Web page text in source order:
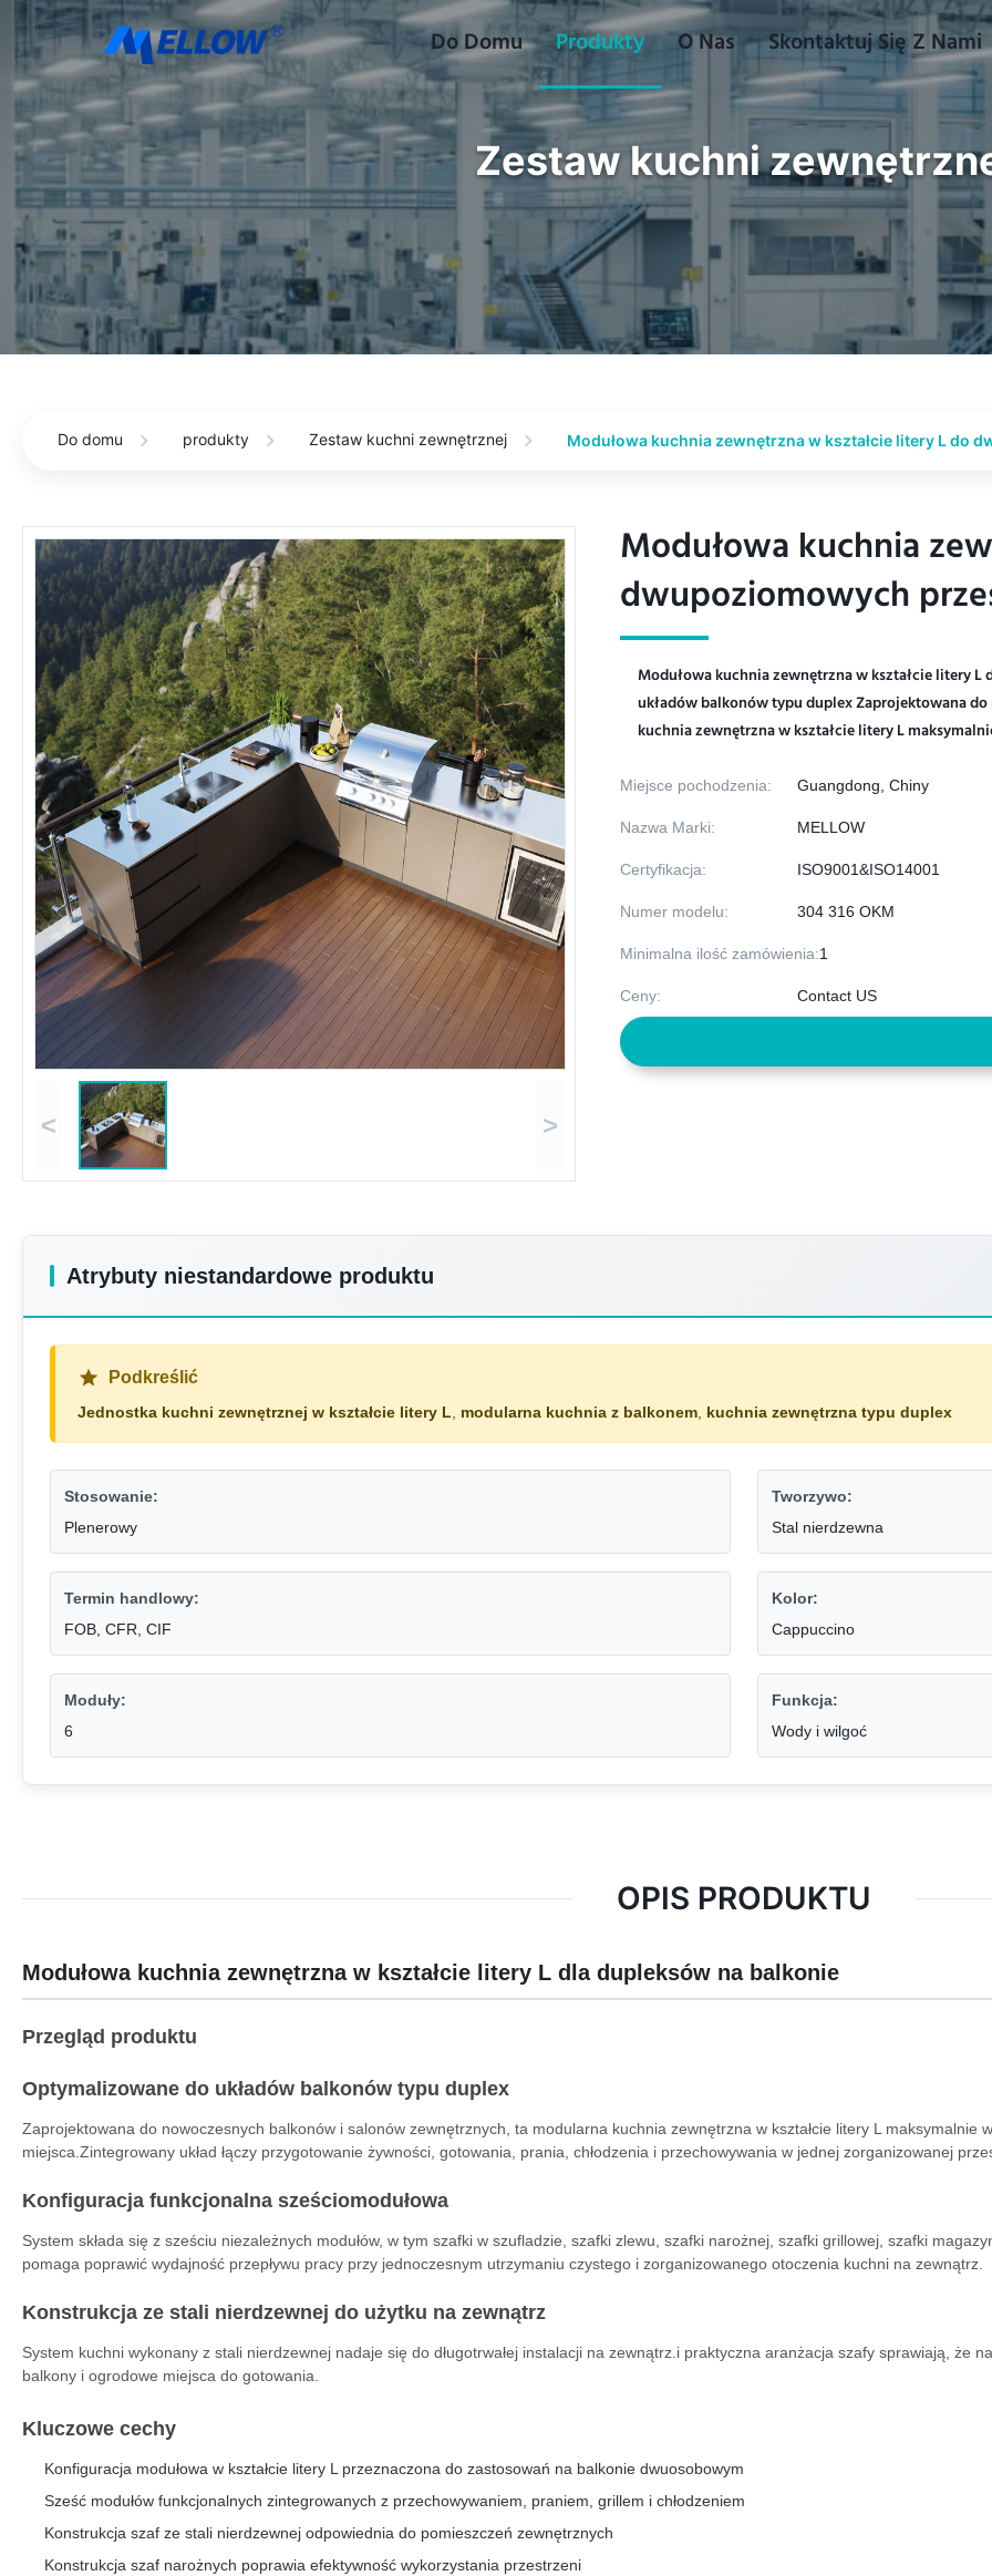
Do Domu Produkty O Nas Skontaktuj Się Z Nami
Zestaw kuchni
Do domu produkty Zestaw kuchni zewnętrznej Modułowa kuchnia zewnętrzna w kształcie litery L do
< >
Modułowa kuchnia
dwupoziomowych
Modułowa kuchnia
dwupoziomowych
Modułowa kuchnia zewnętrzna w kształcie litery
układów balkonów typu duplex Zaprojektowana
kuchnia zewnętrzna w kształcie litery L
Miejsce pochodzenia: Guangdong, Chiny
Nazwa Marki: MELLOW
Certyfikacja: ISO9001&ISO14001
Numer modelu: 304 316 OKM
Minimalna ilość zamówienia:1
Ceny: Contact US
Atrybuty niestandardowe produktu
Podkreślić
Jednostka kuchni zewnętrznej w kształcie litery L modularna kuchnia z balkonem kuchnia zewnętrzna typu duplex
Stosowanie:
Plenerowy
Tworzywo:
Stal nierdzewna
Termin handlowy:
FOB, CFR, CIF
Kolor:
Cappuccino
Moduły:
6
Funkcja:
Wody i wilgoć
OPIS PRODUKTU
Modułowa kuchnia zewnętrzna w kształcie litery L dla dupleksów na balkonie
Przegląd produktu
Optymalizowane do układów balkonów typu duplex
Zaprojektowana do nowoczesnych balkonów i salonów zewnętrznych, ta modularna kuchnia zewnętrzna w kształcie litery L
miejsca.Zintegrowany układ łączy przygotowanie żywności, gotowania, prania, chłodzenia i przechowywania w jednej zorganizowanej
Konfiguracja funkcjonalna sześciomodułowa
System składa się z sześciu niezależnych modułów, w tym szafki w szufladzie, szafki zlewu, szafki narożnej, szafki grillowej, szafki
pomaga poprawić wydajność przepływu pracy przy jednoczesnym utrzymaniu czystego i zorganizowanego otoczenia kuchni na zewnątrz.
Konstrukcja ze stali nierdzewnej do użytku na zewnątrz
System kuchni wykonany z stali nierdzewnej nadaje się do długotrwałej instalacji na zewnątrz.i praktyczna aranżacja szafy sprawiają, że
balkony i ogrodowe miejsca do gotowania.
Kluczowe cechy
Konfiguracja modułowa w kształcie litery L przeznaczona do zastosowań na balkonie dwuosobowym
Sześć modułów funkcjonalnych zintegrowanych z przechowywaniem, praniem, grillem i chłodzeniem
Konstrukcja szaf ze stali nierdzewnej odpowiednia do pomieszczeń zewnętrznych
Konstrukcja szaf narożnych poprawia efektywność wykorzystania przestrzeni